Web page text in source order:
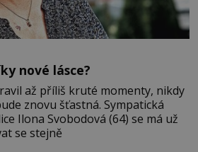
nové lásce?
až příliš kruté momenty, nikdy
šťastná. Sympatická
Ilona Svobodová (64) se má už
se stejně